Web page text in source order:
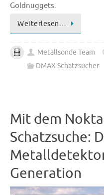
Goldnuggets.
Weiterlesen…
Metallsonde Team
DMAX Schatzsucher
Mit dem
Schatzsuche:
Generation